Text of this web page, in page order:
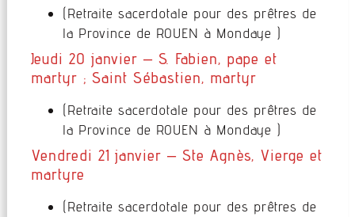
(Retraite sacerdotale pour des prêtres de
la Province de ROUEN à Mondaye )
Jeudi 20 janvier – S. Fabien, pape et
martyr ; Saint Sébastien, martyr
(Retraite sacerdotale pour des prêtres de
la Province de ROUEN à Mondaye )
Vendredi 21 janvier – Ste Agnès, Vierge et
martyre
(Retraite sacerdotale pour des prêtres de